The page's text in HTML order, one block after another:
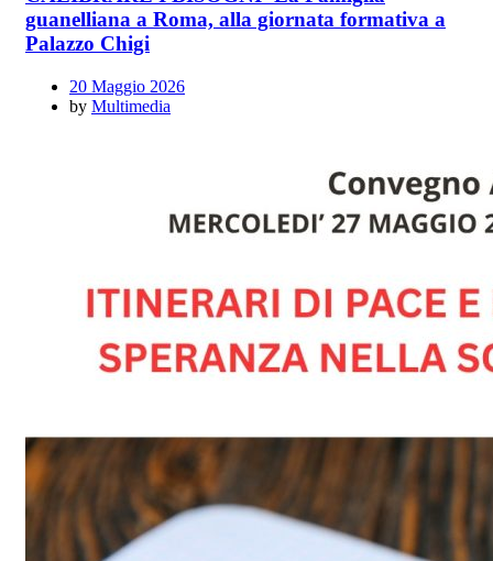
guanelliana a Roma, alla giornata formativa a
Palazzo Chigi
20 Maggio 2026
by Multimedia